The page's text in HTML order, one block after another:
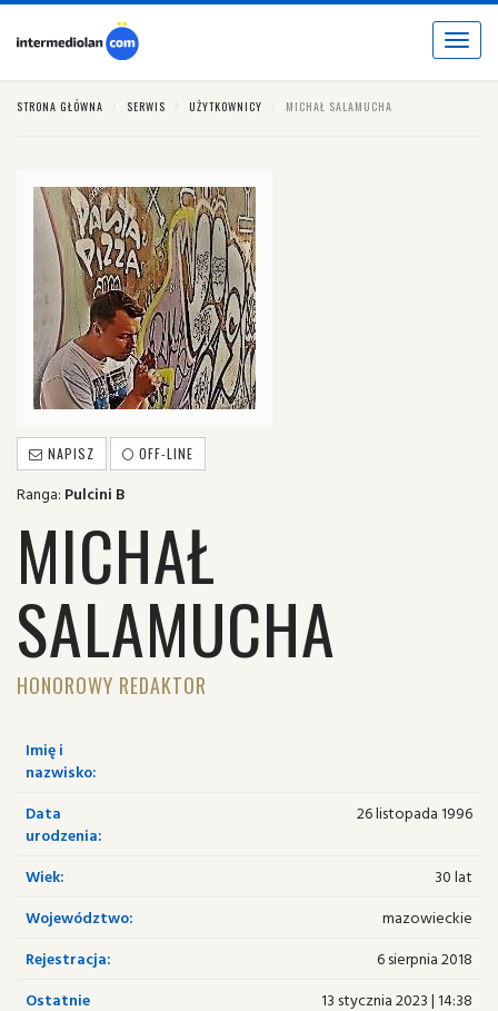
Toggle
STRONA GŁÓWNA SERWIS UŻYTKOWNICY MICHAŁ SALAMUCHA
NAPISZ OFF-LINE
Ranga: Pulcini B
MICHAŁ
SALAMUCHA
HONOROWY REDAKTOR
Imię i
nazwisko:
Data
urodzenia:
26 listopada 1996
Wiek:
30 lat
Województwo:
mazowieckie
Rejestracja:
6 sierpnia 2018
Ostatnie
13 stycznia 2023 | 14:38